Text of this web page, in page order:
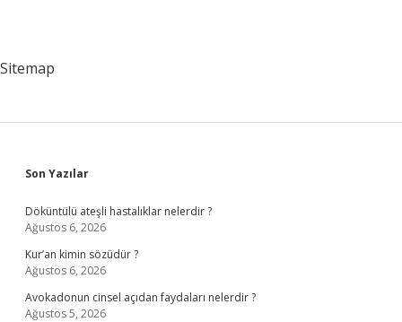
Sitemap
Sidebar
Son Yazılar
Döküntülü ateşli hastalıklar nelerdir ?
Ağustos 6, 2026
Kur’an kimin sözüdür ?
Ağustos 6, 2026
Avokadonun cinsel açıdan faydaları nelerdir ?
Ağustos 5, 2026